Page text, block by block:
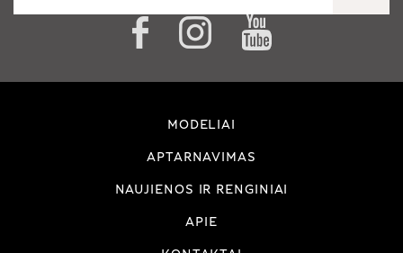
MODELIAI
APTARNAVIMAS
NAUJIENOS IR RENGINIAI
APIE